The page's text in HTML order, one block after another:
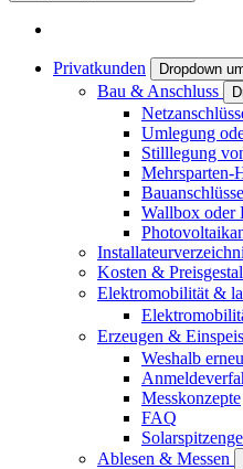
Privatkunden Dropdown
Bau & Anschluss
Umlegung
Stilllegung
Mehrsparten-
Bauanschlüsse
Wallbox oder
Kosten &
Elektromobilität &
Erzeugen &
Weshalb
Messkonzepte
FAQ
Ablesen & Messen